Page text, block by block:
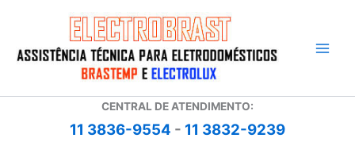
conteúdo
CENTRAL DE ATENDIMENTO:
11 3836-9554 - 11 3832-9239